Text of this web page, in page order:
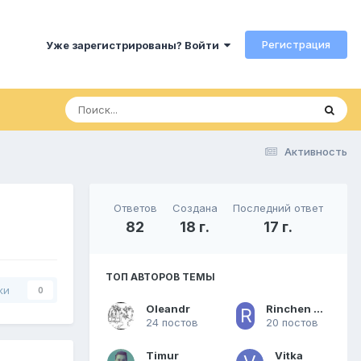
Уже зарегистрированы? Войти Регистрация
Активность
0
Ответов
82
Создана
18 г.
Последний ответ
17 г.
ТОП АВТОРОВ ТЕМЫ
Oleandr
24 постов
Rinchen Namgyal
20 постов
Timur
Vitka